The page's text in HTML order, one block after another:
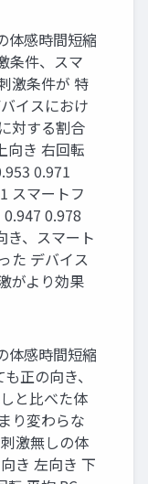
体感時間短縮
条件、スマ
激条件が 特
イスにおけ
対する割合
向き 右回転
0.971
スマートフ
0.978
き、スマート
た デバイス
がより効果
体感時間短縮
正の向き、
と比べた体
り変わらな
激無しの体
き 左向き 下